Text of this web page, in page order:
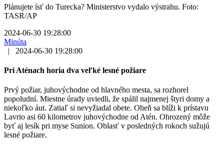
Plánujete ísť do Turecka? Ministerstvo vydalo výstrahu. Foto:
TASR/AP
2024-06-30 19:28:00
Minúta
|
2024-06-30 19:28:00
Pri Aténach horia dva veľké lesné požiare
Prvý požiar, juhovýchodne od hlavného mesta, sa rozhorel
popoludní. Miestne úrady uviedli, že spálil najmenej štyri domy a
niekoľko áut. Zatiaľ si nevyžiadal obete. Oheň sa blíži k prístavu
Lavrio asi 60 kilometrov juhovýchodne od Atén. Ohrozený môže
byť aj lesík pri myse Sunion. Oblasť v posledných rokoch sužujú
lesné požiare.